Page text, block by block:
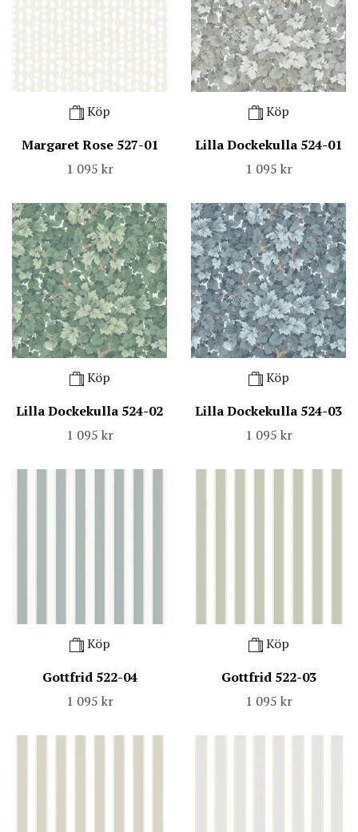
Köp
Margaret Rose 527-01
1 095 kr
Köp
Lilla Dockekulla 524-01
1 095 kr
Köp
Lilla Dockekulla 524-02
1 095 kr
Köp
Lilla Dockekulla 524-03
1 095 kr
Köp
Gottfrid 522-04
1 095 kr
Köp
Gottfrid 522-03
1 095 kr